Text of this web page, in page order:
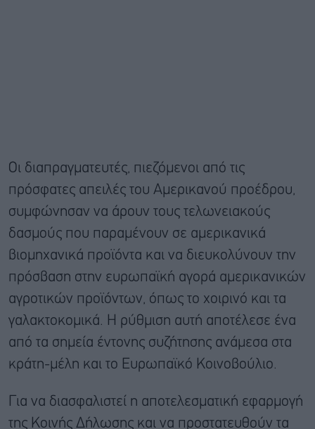
Οι διαπραγματευτές, πιεζόμενοι από τις
πρόσφατες απειλές του Αμερικανού προέδρου,
συμφώνησαν να άρουν τους τελωνειακούς
δασμούς που παραμένουν σε αμερικανικά
βιομηχανικά προϊόντα και να διευκολύνουν την
πρόσβαση στην ευρωπαϊκή αγορά αμερικανικών
αγροτικών προϊόντων, όπως το χοιρινό και τα
γαλακτοκομικά. Η ρύθμιση αυτή αποτέλεσε ένα
από τα σημεία έντονης συζήτησης ανάμεσα στα
κράτη-μέλη και το Ευρωπαϊκό Κοινοβούλιο.
Για να διασφαλιστεί η αποτελεσματική εφαρμογή
της Κοινής Δήλωσης και να προστατευθούν τα